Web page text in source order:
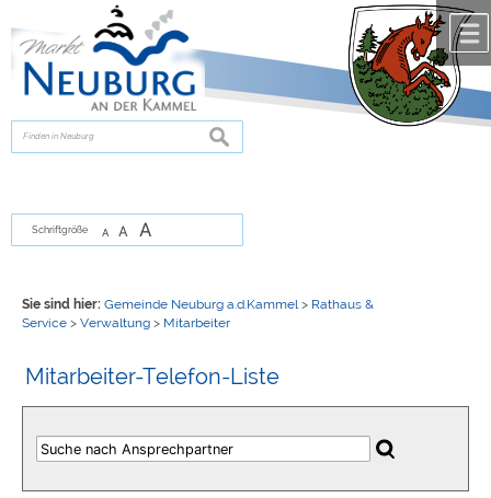
zur Navigationoder
springen.
suchen
Schriftgröße A A A
Sie sind hier: Gemeinde Neuburg a.d.Kammel > Rathaus &
Service> Verwaltung> Mitarbeiter
Mitarbeiter-Telefon-Liste